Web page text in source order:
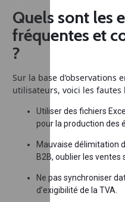
Quels sont les
fréquentes et
?
Sur la base d’observations
utilisateurs, voici les
Utiliser des fichiers
pour la production des
Mauvaise délimitation
B2B, oublier les ventes
Ne pas synchroniser
d’exigibilité de la TVA.